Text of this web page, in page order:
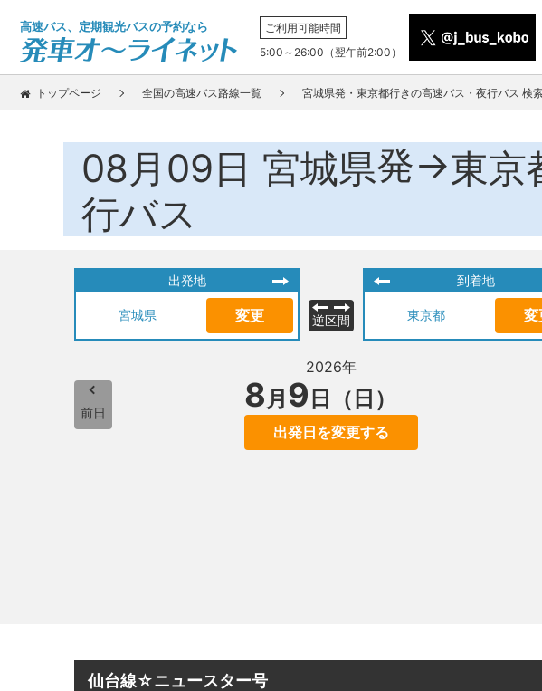
高速バス、定期観光バスの予約なら
ご利用可能時間
5:00～26:00（翌午前2:00）
トップページ 全国の高速バス路線一覧 宮城県発・東京都行きの高速バス・夜行バス 検
08月09日 宮城県発→東京
行バス
出発地
宮城県 変更 逆区間
到着地
東京都 変
前日
2026年
8月 9 日（日）
出発日を変更する
仙台線☆ニュースター号